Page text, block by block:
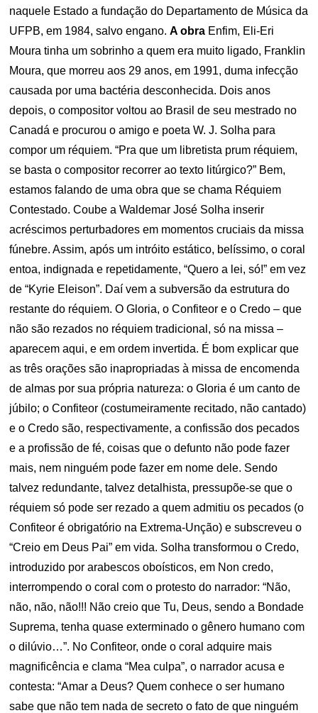
naquele Estado a fundação do Departamento de Música da
UFPB, em 1984, salvo engano.A obra Enfim, Eli-Eri
Moura tinha um sobrinho a quem era muito ligado, Franklin
Moura, que morreu aos 29 anos, em 1991, duma infecção
causada por uma bactéria desconhecida. Dois anos
depois, o compositor voltou ao Brasil de seu mestrado no
Canadá e procurou o amigo e poeta W. J. Solha para
compor um réquiem. “Pra que um libretista prum réquiem,
se basta o compositor recorrer ao texto litúrgico?” Bem,
estamos falando de uma obra que se chama Réquiem
Contestado. Coube a Waldemar José Solha inserir
acréscimos perturbadores em momentos cruciais da missa
fúnebre. Assim, após um intróito estático, belíssimo, o coral
entoa, indignada e repetidamente, “Quero a lei, só!” em vez
de “Kyrie Eleison”. Daí vem a subversão da estrutura do
restante do réquiem. O Gloria, o Confiteor e o Credo – que
não são rezados no réquiem tradicional, só na missa –
aparecem aqui, e em ordem invertida. É bom explicar que
as três orações são inapropriadas à missa de encomenda
de almas por sua própria natureza: o Gloria é um canto de
júbilo; o Confiteor (costumeiramente recitado, não cantado)
e o Credo são, respectivamente, a confissão dos pecados
e a profissão de fé, coisas que o defunto não pode fazer
mais, nem ninguém pode fazer em nome dele. Sendo
talvez redundante, talvez detalhista, pressupõe-se que o
réquiem só pode ser rezado a quem admitiu os pecados (o
Confiteor é obrigatório na Extrema-Unção) e subscreveu o
“Creio em Deus Pai” em vida. Solha transformou o Credo,
introduzido por arabescos oboísticos, em Non credo,
interrompendo o coral com o protesto do narrador: “Não,
não, não, não!!! Não creio que Tu, Deus, sendo a Bondade
Suprema, tenha quase exterminado o gênero humano com
o dilúvio…”. No Confiteor, onde o coral adquire mais
magnificência e clama “Mea culpa”, o narrador acusa e
contesta: “Amar a Deus? Quem conhece o ser humano
sabe que não tem nada de secreto o fato de que ninguém